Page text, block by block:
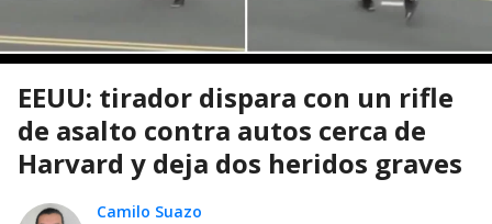
EEUU: tirador dispara con un rifle
de asalto contra autos cerca de
Harvard y deja dos heridos graves
Camilo Suazo